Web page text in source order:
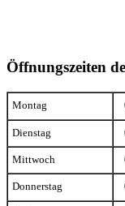
Öffnungszeiten
Montag
Dienstag
Mittwoch
Donnerstag